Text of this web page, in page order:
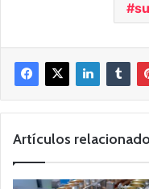
Artículos